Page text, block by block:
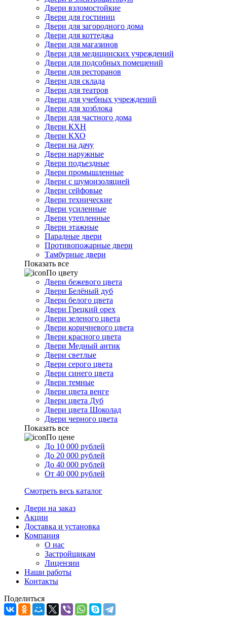
Двери взломостойкие
Двери для гостиниц
Двери для загородного дома
Двери для коттеджа
Двери для магазинов
Двери для медицинских учреждений
Двери для подсобных помещений
Двери для ресторанов
Двери для склада
Двери для театров
Двери для учебных учреждений
Двери для хозблока
Двери для частного дома
Двери КХН
Двери КХО
Двери на дачу
Двери наружные
Двери подъездные
Двери промышленные
Двери с шумоизоляцией
Двери сейфовые
Двери технические
Двери усиленные
Двери утепленные
Двери этажные
Парадные двери
Противопожарные двери
Тамбурные двери
Показать все
По цвету
Двери бежевого цвета
Двери Белёный дуб
Двери белого цвета
Двери Грецкий орех
Двери зеленого цвета
Двери коричневого цвета
Двери красного цвета
Двери Медный антик
Двери светлые
Двери серого цвета
Двери синего цвета
Двери темные
Двери цвета венге
Двери цвета Дуб
Двери цвета Шоколад
Двери черного цвета
Показать все
По цене
До 10 000 рублей
До 20 000 рублей
До 40 000 рублей
От 40 000 рублей
Смотреть весь каталог
Двери на заказ
Акции
Доставка и установка
Компания
О нас
Застройщикам
Лицензии
Наши работы
Контакты
Поделиться